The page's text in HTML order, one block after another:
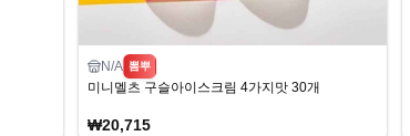
N/A 뽐뿌
미니멜츠 구슬아이스크림 4가지맛 30개
₩20,715